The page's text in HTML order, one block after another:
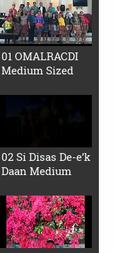
D’yot Ipat Allow
(Small File)